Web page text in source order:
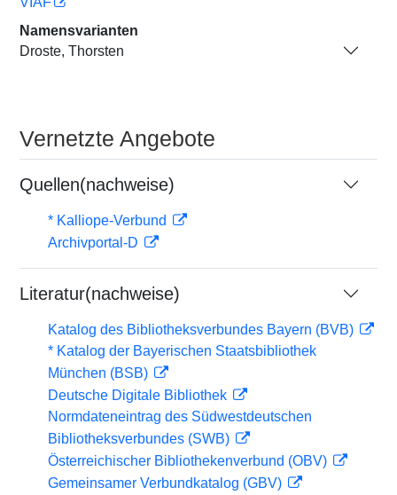
Namensvarianten
Droste, Thorsten
Vernetzte Angebote
Quellen(nachweise)
* Kalliope-Verbund
Archivportal-D
Literatur(nachweise)
Katalog des Bibliotheksverbundes Bayern (BVB)
* Katalog der Bayerischen Staatsbibliothek
München (BSB)
Deutsche Digitale Bibliothek
Normdateneintrag des Südwestdeutschen
Bibliotheksverbundes (SWB)
Österreichischer Bibliothekenverbund (OBV)
Gemeinsamer Verbundkatalog (GBV)